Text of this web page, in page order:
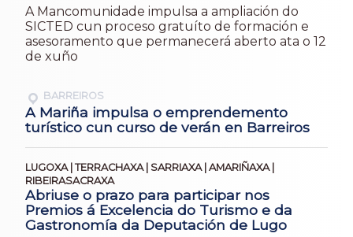
A Mancomunidade impulsa a ampliación do
SICTED cun proceso gratuíto de formación e
asesoramento que permanecerá aberto ata o 12
de xuño
BARREIROS
A Mariña impulsa o emprendemento
turístico cun curso de verán en Barreiros
LUGOXA | TERRACHAXA | SARRIAXA | AMARIÑAXA |
RIBEIRASACRAXA
Abriuse o prazo para participar nos
Premios á Excelencia do Turismo e da
Gastronomía da Deputación de Lugo